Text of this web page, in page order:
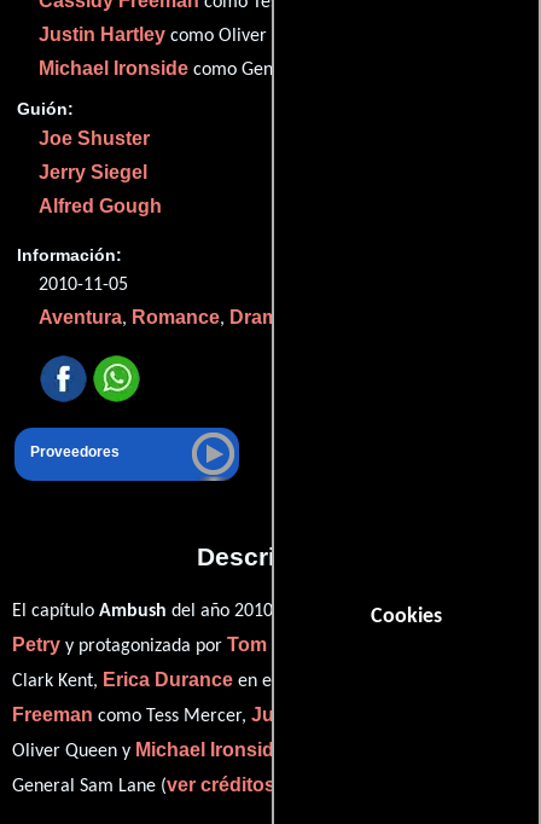
Cookies
Justin Hartley como Oliver Queen
Michael Ironside como General Sam Lane
Guión:
Joe Shuster
Jerry Siegel
Alfred Gough
Información:
2010-11-05
Aventura, Romance, Drama
Proveedores
Descripción
El capítulo Ambush del año 2010, está dirigido porChristopher
Petry y protagonizada por Tom Welling
Clark Kent, Erica Durance en el papel de Lois Lane,
Freeman como Tess Mercer, Justin Hartley
Oliver Queen y Michael Ironside
General Sam Lane (ver créditos completos